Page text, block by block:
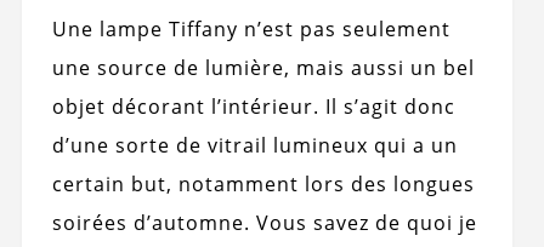
Une lampe Tiffany n’est pas seulement
une source de lumière, mais aussi un bel
objet décorant l’intérieur. Il s’agit donc
d’une sorte de vitrail lumineux qui a un
certain but, notamment lors des longues
soirées d’automne. Vous savez de quoi je